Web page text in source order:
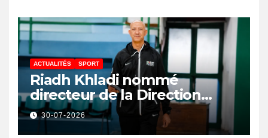
ACTUALITÉS SPORT
Riadh Khladi nommé
directeur de la Direction
Nationale de l’Arbitrage
30-07-2026